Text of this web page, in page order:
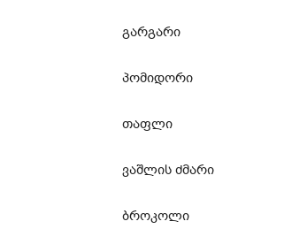
გარგარი
პომიდორი
თაფლი
ვაშლის ძმარი
ბროკოლი